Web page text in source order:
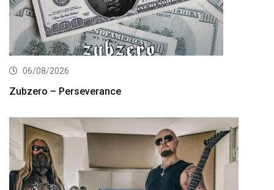
06/08/2026
Zubzero – Perseverance